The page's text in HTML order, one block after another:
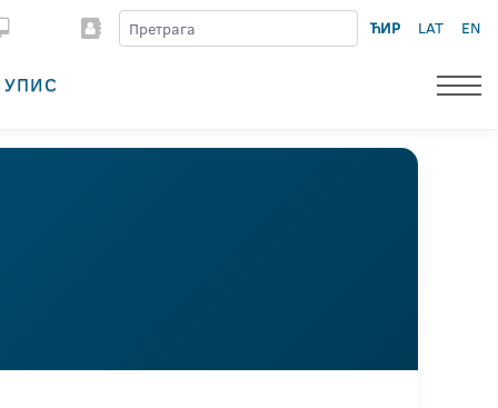
ЋИР LAT EN
УПИС